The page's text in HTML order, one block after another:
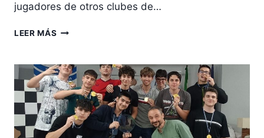
jugadores de otros clubes de…
LEER MÁS MANUEL
EN
EL
II
TORNEO
PEÑA
SEVILLISTA